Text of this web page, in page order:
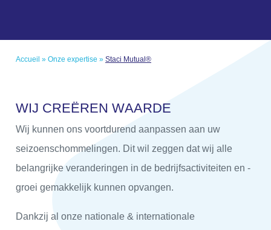
Accueil » Onze expertise » Staci Mutual®
WIJ CREËREN WAARDE
Wij kunnen ons voortdurend aanpassen aan uw
seizoenschommelingen. Dit wil zeggen dat wij alle
belangrijke veranderingen in de bedrijfsactiviteiten en -
groei gemakkelijk kunnen opvangen.
Dankzij al onze nationale & internationale